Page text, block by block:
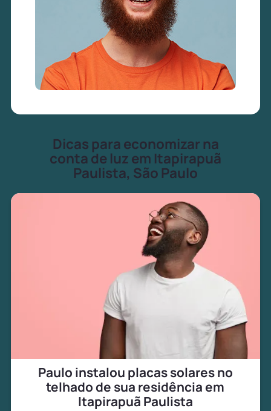
Dicas para economizar na
conta de luz em Itapirapuã
Paulista, São Paulo
Paulo instalou placas solares no
telhado de sua residência em
Itapirapuã Paulista